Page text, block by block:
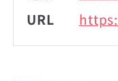
URL